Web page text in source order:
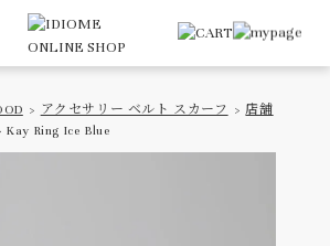
> アクセサリー ベルト スカーフ > 店舗
Kay Ring Ice Blue